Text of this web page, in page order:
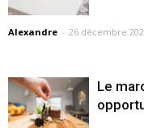
Alexandre - 26 décembre
Le